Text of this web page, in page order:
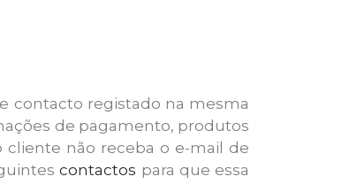
contacto registado na mesma
de pagamento, produtos
cliente não receba o e-mail de
contactos para que essa